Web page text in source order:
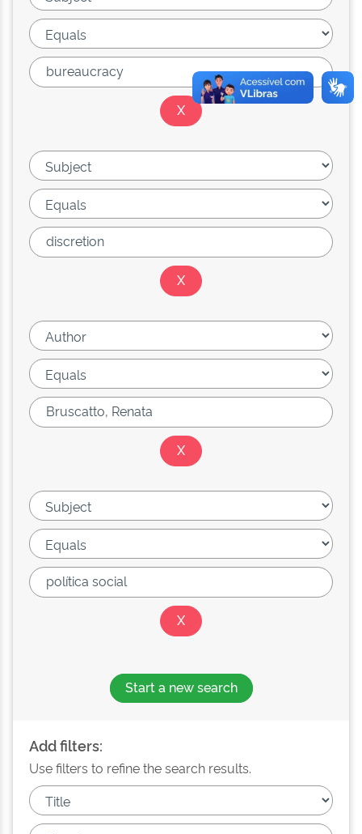
Start a new search
Add filters:
Use filters to refine the search results.